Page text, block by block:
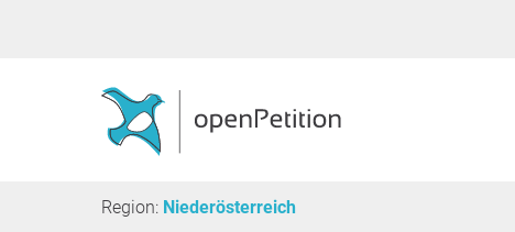
Region: Niederösterreich